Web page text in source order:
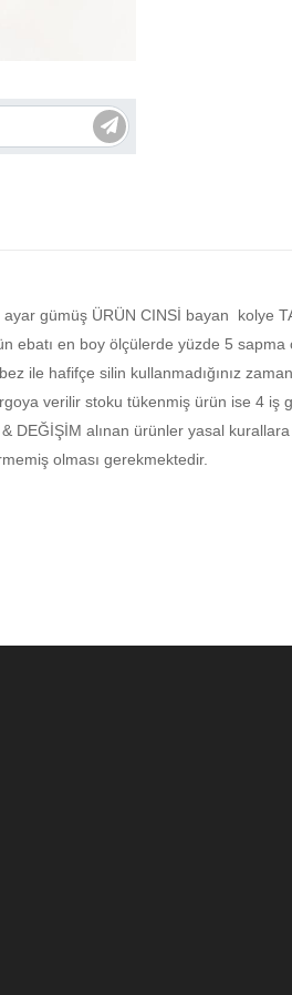
gümüş ÜRÜN CINSİ bayan
en boy ölçülerde yüzde 5
ile hafifçe silin kullanmadığınız
verilir stoku tükenmiş ürün ise 4
DEĞİŞİM alınan ürünler yasal
olması gerekmektedir.